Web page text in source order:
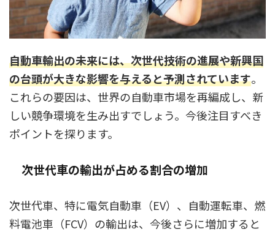
自動車輸出の未来には、次世代技術の進展や新興国
の台頭が大きな影響を与えると予測されています。
これらの要因は、世界の自動車市場を再編成し、新
しい競争環境を生み出すでしょう。今後注目すべき
ポイントを探ります。
次世代車の輸出が占める割合の増加
次世代車、特に電気自動車（EV）、自動運転車、燃
料電池車（FCV）の輸出は、今後さらに増加すると